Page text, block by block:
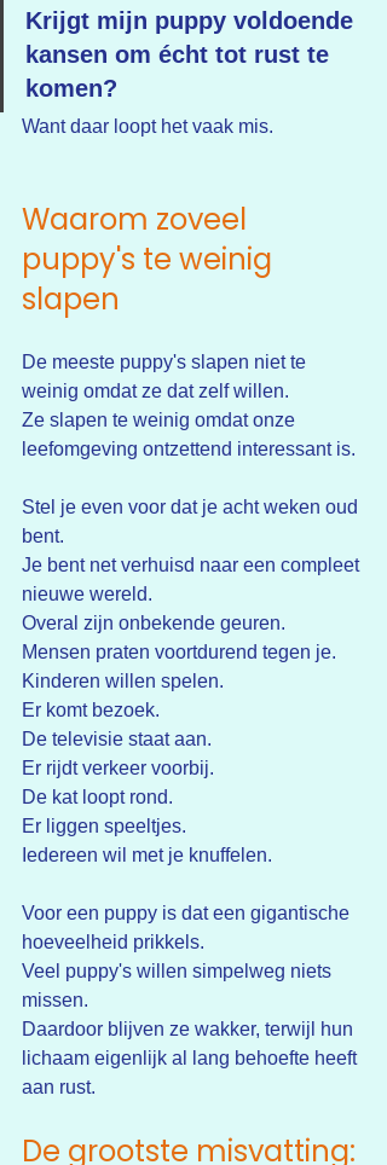
Krijgt mijn puppy voldoende
kansen om écht tot rust te
komen?
Want daar loopt het vaak mis.
Waarom zoveel
puppy's te weinig
slapen
De meeste puppy's slapen niet te
weinig omdat ze dat zelf willen.
Ze slapen te weinig omdat onze
leefomgeving ontzettend interessant is.
Stel je even voor dat je acht weken oud
bent.
Je bent net verhuisd naar een compleet
nieuwe wereld.
Overal zijn onbekende geuren.
Mensen praten voortdurend tegen je.
Kinderen willen spelen.
Er komt bezoek.
De televisie staat aan.
Er rijdt verkeer voorbij.
De kat loopt rond.
Er liggen speeltjes.
Iedereen wil met je knuffelen.
Voor een puppy is dat een gigantische
hoeveelheid prikkels.
Veel puppy's willen simpelweg niets
missen.
Daardoor blijven ze wakker, terwijl hun
lichaam eigenlijk al lang behoefte heeft
aan rust.
De grootste misvatting: